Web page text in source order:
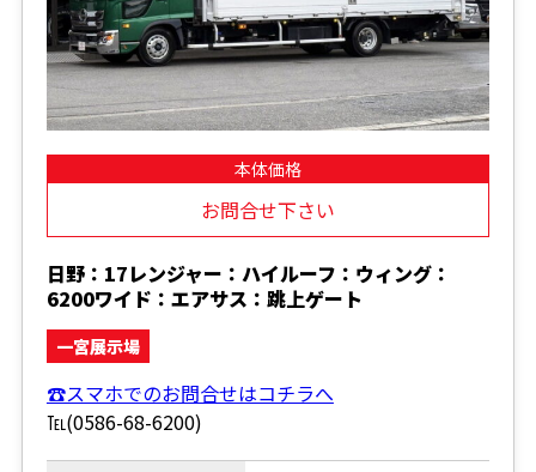
本体価格
お問合せ下さい
日野：17レンジャー：ハイルーフ：ウィング：
6200ワイド：エアサス：跳上ゲート
一宮展示場
☎スマホでのお問合せはコチラへ
℡(0586-68-6200)